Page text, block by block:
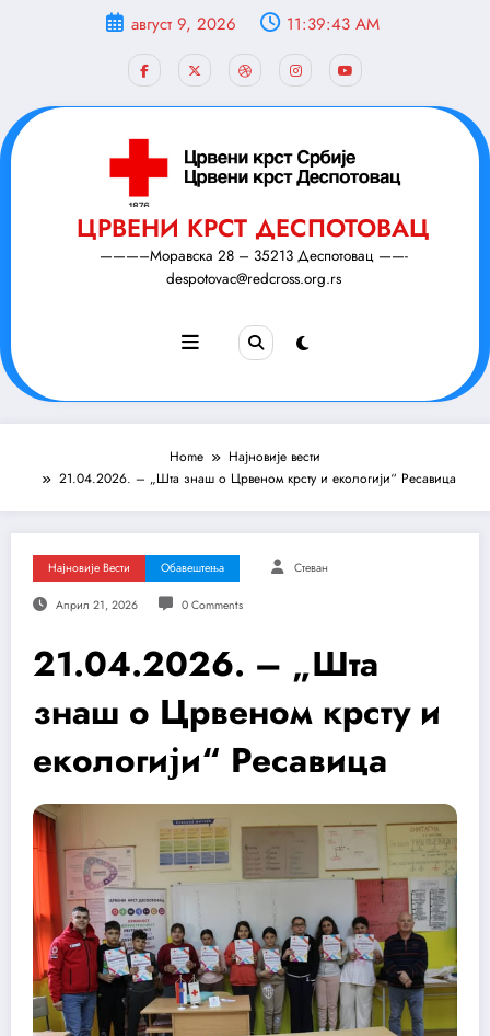
август 9, 2026 11:39:45 AM
ЦРВЕНИ КРСТ ДЕСПОТОВАЦ
———–Моравска 28 – 35213 Деспотовац ——-
despotovac@redcross.org.rs
Home
Најновије вести
21.04.2026. – „Шта знаш о Црвеном крсту и екологији“ Ресавица
Најновије Вести Обавештења Стеван
Април 21, 2026 0 Comments
21.04.2026. – „Шта
знаш о Црвеном крсту и
екологији“ Ресавица